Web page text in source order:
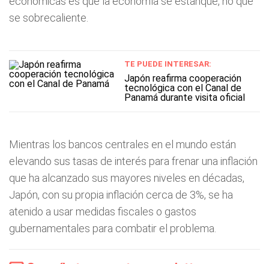
se sobrecaliente.
TE PUEDE INTERESAR:
Japón reafirma cooperación
tecnológica con el Canal de
Panamá durante visita oficial
Mientras los bancos centrales en el mundo están
elevando sus tasas de interés para frenar una inflación
que ha alcanzado sus mayores niveles en décadas,
Japón, con su propia inflación cerca de 3%, se ha
atenido a usar medidas fiscales o gastos
gubernamentales para combatir el problema.